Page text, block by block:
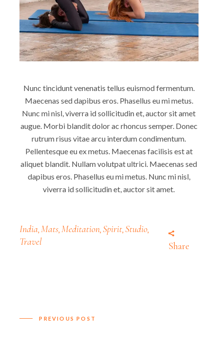
Nunc tincidunt venenatis tellus euismod fermentum.
Maecenas sed dapibus eros. Phasellus eu mi metus.
Nunc mi nisl, viverra id sollicitudin et, auctor sit amet
augue. Morbi blandit dolor ac rhoncus semper. Donec
rutrum risus vitae arcu interdum condimentum.
Pellentesque eu ex metus. Maecenas facilisis est at
aliquet blandit. Nullam volutpat ultrici. Maecenas sed
dapibus eros. Phasellus eu mi metus. Nunc mi nisl,
viverra id sollicitudin et, auctor sit amet.
India Mats Meditation Spirit Studio
Travel Share
PREVIOUS POST